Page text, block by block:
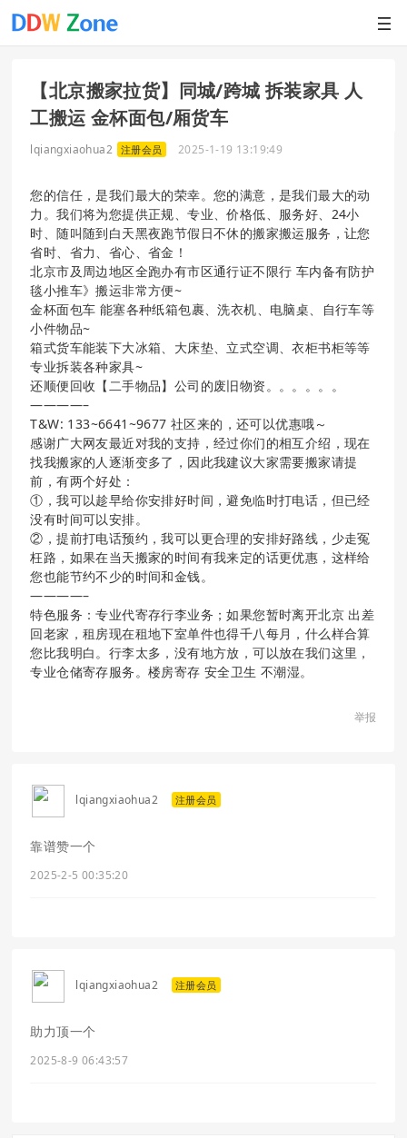
【北京搬家拉货】同城/跨城 拆装家具 人
工搬运 金杯面包/厢货车
lqiangxiaohua2 注册会员 2025-1-19 13:19:49
您的信任，是我们最大的荣幸。您的满意，是我们最大的动
力。我们将为您提供正规、专业、价格低、服务好、24小
时、随叫随到白天黑夜跑节假日不休的搬家搬运服务，让您
省时、省力、省心、省金！
北京市及周边地区全跑办有市区通行证不限行 车内备有防护
毯小推车》搬运非常方便~
金杯面包车 能塞各种纸箱包裹、洗衣机、电脑桌、自行车等
小件物品~
箱式货车能装下大冰箱、大床垫、立式空调、衣柜书柜等等
专业拆装各种家具~
还顺便回收【二手物品】公司的废旧物资。。。。。。
————–
T&W: 133~6641~9677 社区来的，还可以优惠哦～
感谢广大网友最近对我的支持，经过你们的相互介绍，现在
找我搬家的人逐渐变多了，因此我建议大家需要搬家请提
前，有两个好处：
①，我可以趁早给你安排好时间，避免临时打电话，但已经
没有时间可以安排。
②，提前打电话预约，我可以更合理的安排好路线，少走冤
枉路，如果在当天搬家的时间有我来定的话更优惠，这样给
您也能节约不少的时间和金钱。
————–
特色服务：专业代寄存行李业务；如果您暂时离开北京 出差
回老家，租房现在租地下室单件也得千八每月，什么样合算
您比我明白。行李太多，没有地方放，可以放在我们这里，
专业仓储寄存服务。楼房寄存 安全卫生 不潮湿。
举报
lqiangxiaohua2 注册会员
靠谱赞一个
2025-2-5 00:35:20
lqiangxiaohua2 注册会员
助力顶一个
2025-8-9 06:43:57